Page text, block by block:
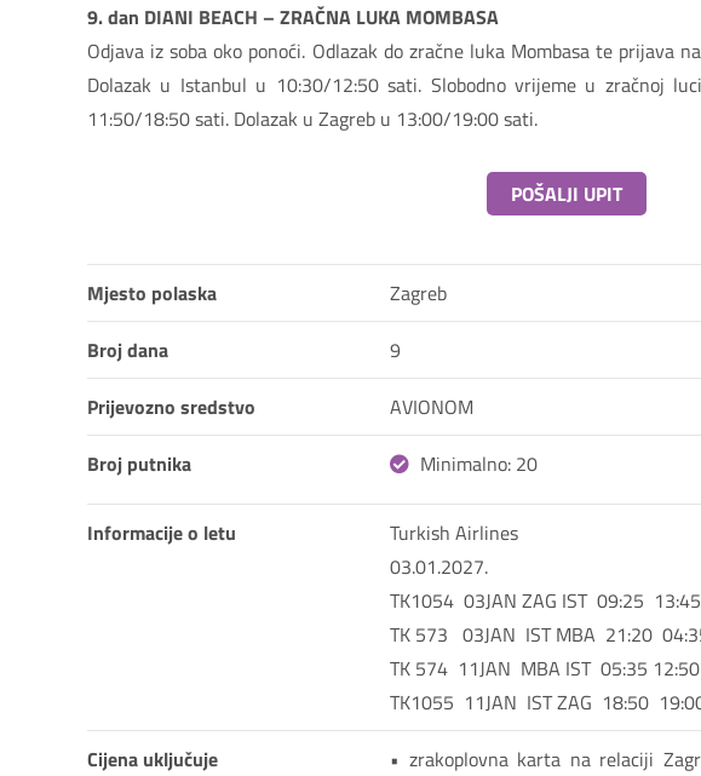
9. dan DIANI BEACH – ZRAČNA LUKA MOMBASA
Odjava iz soba oko ponoći. Odlazak do zračne luka Mombasa te prijava
Dolazak u Istanbul u 10:30/12:50 sati. Slobodno vrijeme u zračnoj
11:50/18:50 sati. Dolazak u Zagreb u 13:00/19:00 sati.
POŠALJI UPIT
Mjesto polaska
Zagreb
Broj dana
9
Prijevozno sredstvo
AVIONOM
Broj putnika
Minimalno: 20
Informacije o letu
Turkish Airlines
03.01.2027.
TK1054  03JAN ZAG IST  09:25  13:45
TK 573   03JAN  IST MBA  21:20
TK 574  11JAN  MBA IST  05:35 12:50
Cijena uključuje
• zrakoplovna karta na relaciji